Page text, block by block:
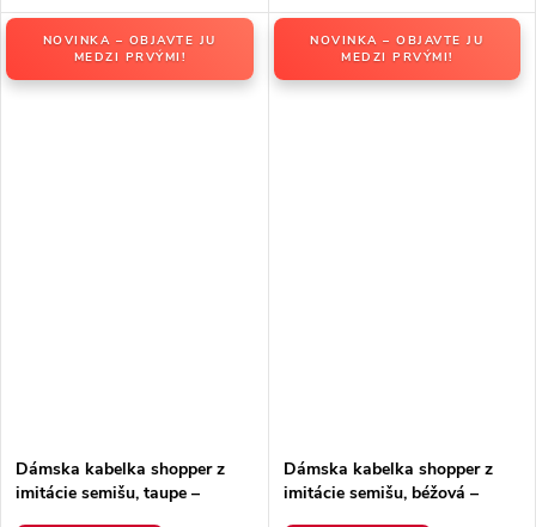
NOVINKA – OBJAVTE JU
MEDZI PRVÝMI!
Dámska kabelka shopper z
imitácie semišu, taupe –
NOVINKA – OBJAVTE JU
MEDZI PRVÝMI!
Dámska kabelka shopper z
imitácie semišu, béžová –